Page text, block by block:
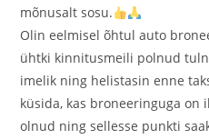
mõnusalt sosu.
Olin eelmisel õhtul auto
ühtki kinnitusmeili polnud
imelik ning helistasin enne
küsida, kas broneeringuga on
olnud ning sellesse punkti